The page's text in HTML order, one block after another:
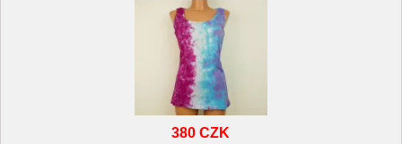
380 CZK